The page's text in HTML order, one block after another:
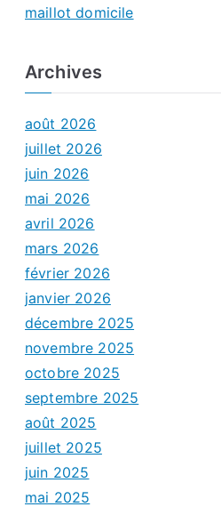
maillot domicile
Archives
août 2026
juillet 2026
juin 2026
mai 2026
avril 2026
mars 2026
février 2026
janvier 2026
décembre 2025
novembre 2025
octobre 2025
septembre 2025
août 2025
juillet 2025
juin 2025
mai 2025